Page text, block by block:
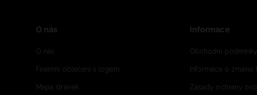
O nás
O nás
Firemní oblečení s logem
Mapa stránek
Informace
Obchodní podmínky
Informace o změně
Zásady ochrany